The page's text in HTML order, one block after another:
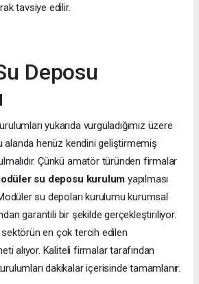
tavsiye edilir.
Deposu
yukarıda vurguladığımız üzere
alanda henüz kendini geliştirmemiş
Çünkü amatör türünden firmalar
su deposu kurulum yapılması
su depoları kurulumu kurumsal
garantili bir şekilde gerçekleştiriliyor.
en çok tercih edilen
alıyor. Kaliteli firmalar tarafından
dakikalar içerisinde tamamlanır.